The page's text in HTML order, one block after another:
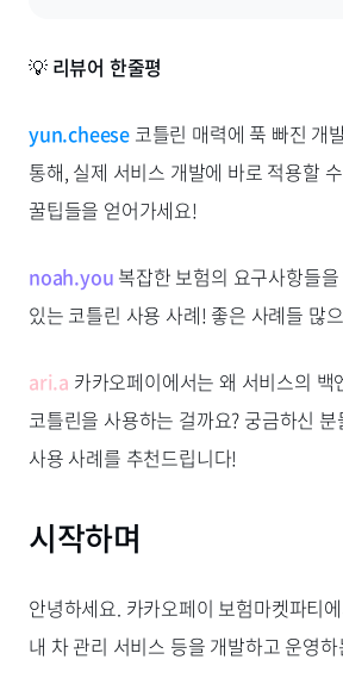
💡 리뷰어 한줄평
yun.cheese 코틀린 매력에 푹 빠진 개
통해, 실제 서비스 개발에 바로 적용할
꿀팁들을 얻어가세요!
noah.you 복잡한 보험의 요구사항들
있는 코틀린 사용 사례! 좋은 사례들 많
ari.a 카카오페이에서는 왜 서비스의 백
코틀린을 사용하는 걸까요? 궁금하신
사용 사례를 추천드립니다!
시작하며
안녕하세요. 카카오페이 보험마켓파티
내 차 관리 서비스 등을 개발하고 운영